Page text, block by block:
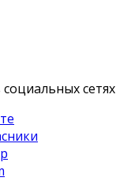
сетях